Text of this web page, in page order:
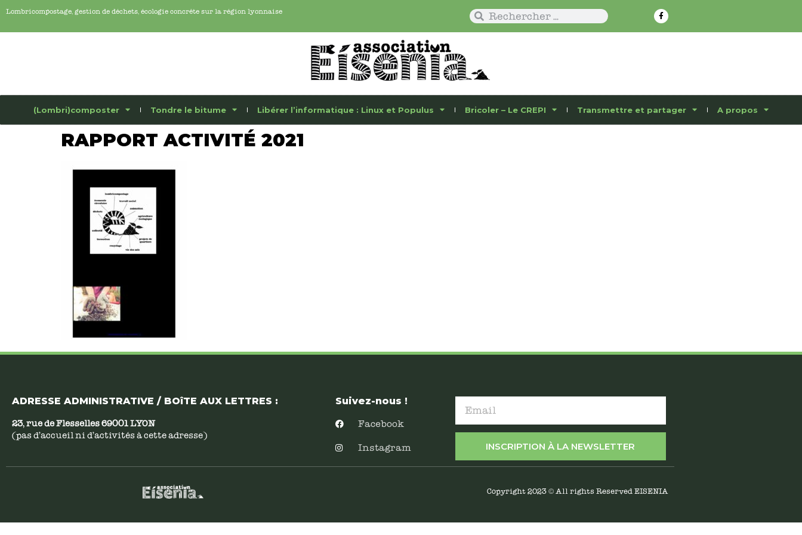
Lombricompostage, gestion de déchets, écologie concrête sur la région lyonnaise
(Lombri)composter Tondre le bitume Libérer l’informatique : Linux et Populus Bricoler – Le CREPI Transmettre et partager A propos
RAPPORT ACTIVITÉ 2021
ADRESSE ADMINISTRATIVE / BOîTE AUX LETTRES :
23, rue de Flesselles 69001 LYON
(pas d’accueil ni d’activités à cette adresse)
Suivez-nous !
Facebook
Instagram INSCRIPTION À LA NEWSLETTER
Copyright 2023 © All rights Reserved EISENIA